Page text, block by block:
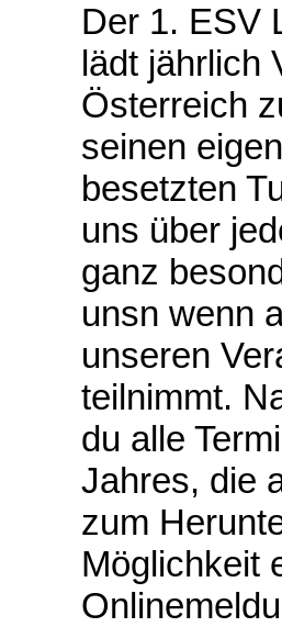
Der 1. ESV
lädt jährlich
Österreich
seinen
besetzten
uns über
ganz
unsn wenn
unseren
teilnimmt.
du alle
Jahres, die
zum
Möglichkeit